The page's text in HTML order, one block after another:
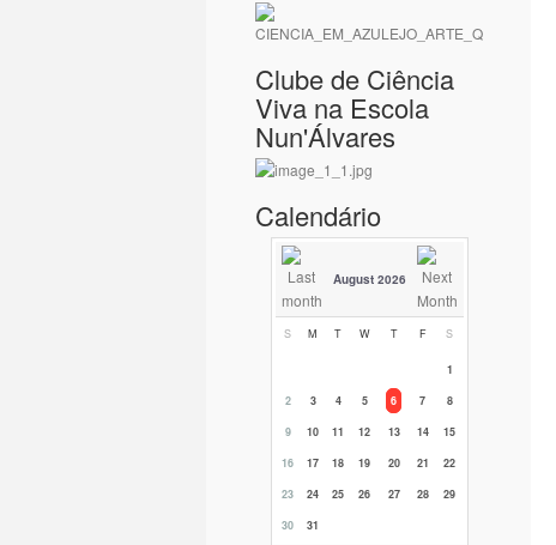
Clube de Ciência
Viva na Escola
Nun'Álvares
Calendário
August 2026
S M T W T F S
1
2
3 4 5 6 7
8
9
10 11 12 13 14
15
16
17 18 19 20 21
22
23
24 25 26 27 28
29
30
31